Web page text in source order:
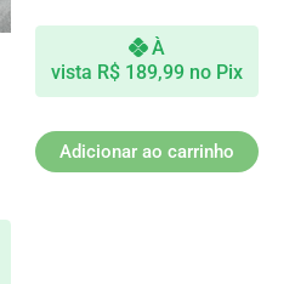
À
vista R$ 189,99 no Pix
Adicionar ao carrinho